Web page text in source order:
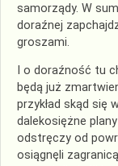
samorządy. W
doraźnej
groszami.
I o doraźność tu
będą już
przykład skąd się
dalekosiężne
odstręczy od
osiągnęli